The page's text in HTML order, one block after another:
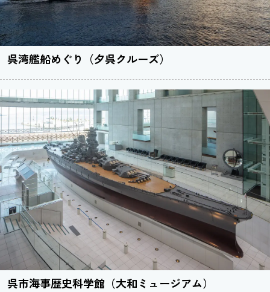
呉湾艦船めぐり（夕呉クルーズ）
呉市海事歴史科学館（大和ミュージアム）